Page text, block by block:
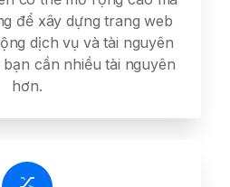
để xây dựng trang web
dịch vụ và tài nguyên
cần nhiều tài nguyên
hơn.